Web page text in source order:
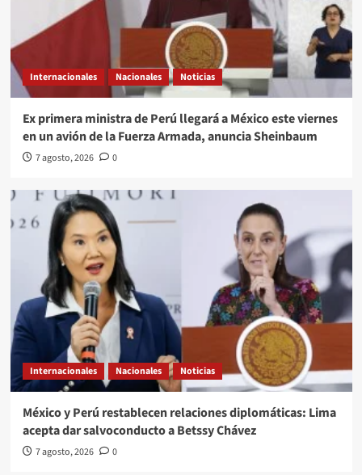
Internacionales Nacionales Noticias
Ex primera ministra de Perú llegará a México este viernes
en un avión de la Fuerza Armada, anuncia Sheinbaum
7 agosto, 2026 0
Internacionales Nacionales Noticias
México y Perú restablecen relaciones diplomáticas: Lima
acepta dar salvoconducto a Betssy Chávez
7 agosto, 2026 0